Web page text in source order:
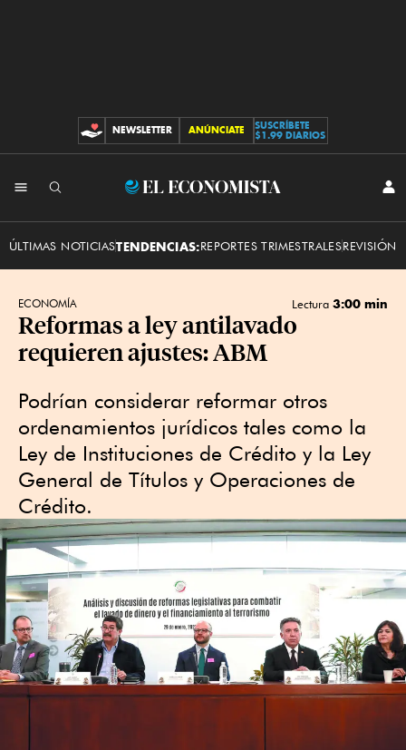
CONTRIBUCIONES
NEWSLETTER ANÚNCIATE
SUSCRÍBETE
$1.99 DIARIOS
El
ÚLTIMAS NOTICIASTENDENCIAS:REPORTES TRIMESTRALESREVISIÓN
ECONOMÍA Lectura 3:00 min
Reformas a ley antilavado
requieren ajustes: ABM
Podrían considerar reformar otros
ordenamientos jurídicos tales como la
Ley de Instituciones de Crédito y la Ley
General de Títulos y Operaciones de
Crédito.